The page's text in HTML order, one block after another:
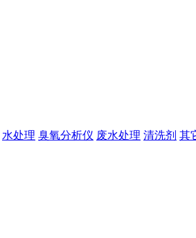
水处理 臭氧分析仪 废水处理 清洗剂 其